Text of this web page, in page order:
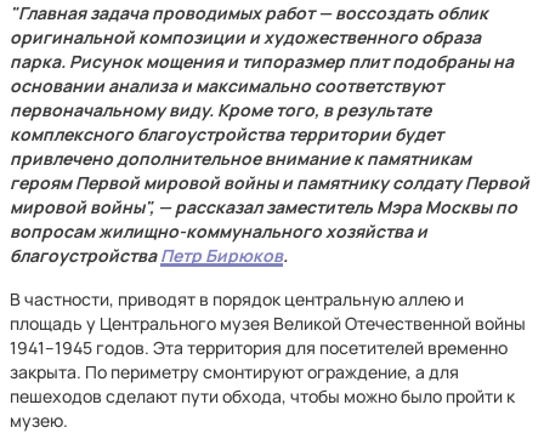
"Главная задача проводимых работ — воссоздать облик
оригинальной композиции и художественного образа
парка. Рисунок мощения и типоразмер плит подобраны на
основании анализа и максимально соответствуют
первоначальному виду. Кроме того, в результате
комплексного благоустройства территории будет
привлечено дополнительное внимание к памятникам
героям Первой мировой войны и памятнику солдату Первой
мировой войны", — рассказал заместитель Мэра Москвы по
вопросам жилищно-коммунального хозяйства и
благоустройстваПетр Бирюков.
В частности, приводят в порядок центральную аллею и
площадь у Центрального музея Великой Отечественной войны
1941–1945 годов. Эта территория для посетителей временно
закрыта. По периметру смонтируют ограждение, а для
пешеходов сделают пути обхода, чтобы можно было пройти к
музею.